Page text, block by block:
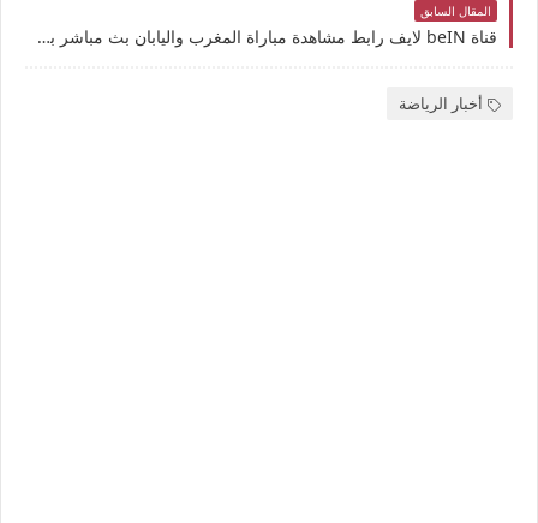
المقال السابق
قناة beIN لايف رابط مشاهدة مباراة المغرب واليابان بث مباشر بتاريخ 3-11-2025 كأس العالم للناشئين تحت 17 سنة يوتيوب بدون تقطيع
أخبار الرياضة